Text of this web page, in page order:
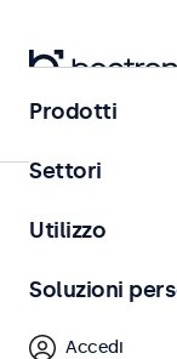
Home
Prodotti
Settori
Utilizzo
Soluzioni
Accedi